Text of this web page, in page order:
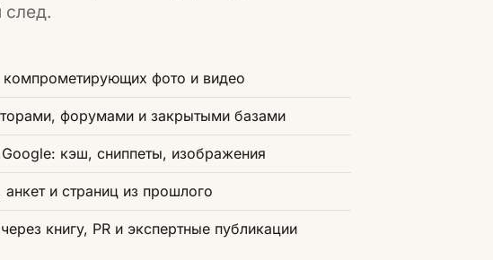
компрометирующих фото и видео
форумами и закрытыми базами
кэш, сниппеты, изображения
и страниц из прошлого
книгу, PR и экспертные публикации